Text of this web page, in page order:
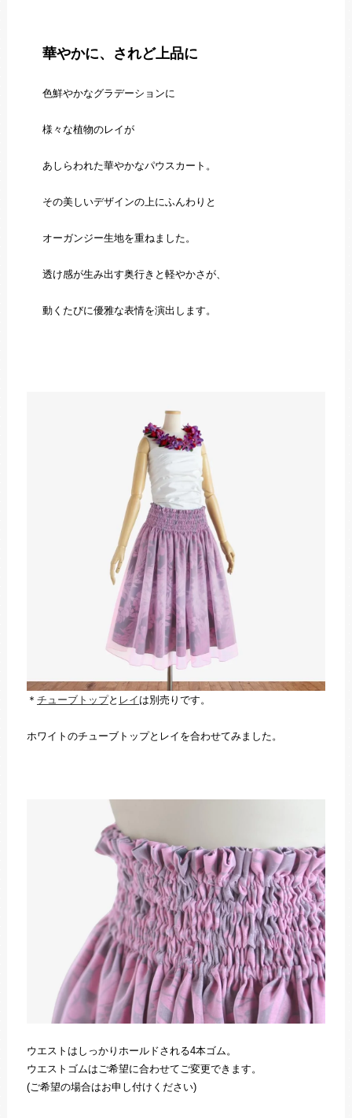
華やかに、されど上品に
色鮮やかなグラデーションに
様々な植物のレイが
あしらわれた華やかなパウスカート。
その美しいデザインの上にふんわりと
オーガンジー生地を重ねました。
透け感が生み出す奥行きと軽やかさが、
動くたびに優雅な表情を演出します。
＊ チューブトップと レイ は別売りです。
ホワイトのチューブトップとレイを合わせてみました。
ウエストはしっかりホールドされる4本ゴム。
ウエストゴムはご希望に合わせてご変更できます。
(ご希望の場合はお申し付けください)